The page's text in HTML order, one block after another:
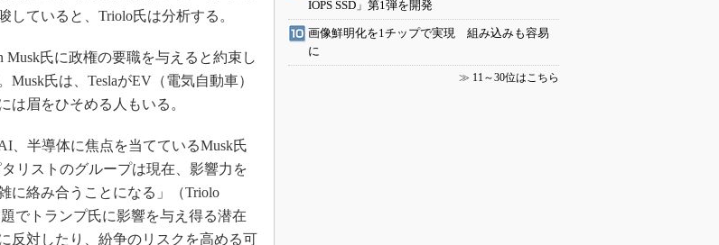
ていると、Triolo氏は分析する。
氏に政権の要職を与えると約束し
氏は、TeslaがEV（電気自動車）
は眉をひそめる人もいる。
半導体に焦点を当てているMusk氏
リストのグループは現在、影響力を
に絡み合うことになる」（Triolo
でトランプ氏に影響を与え得る潜在
反対したり、紛争のリスクを高める可
IOPS SSD」第1弾を開発
画像鮮明化を1チップで実現 組み込みも容易
に
≫ 11～30位はこちら